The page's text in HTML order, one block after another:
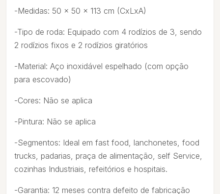
-Medidas: 50 x 50 x 113 cm (CxLxA)
-Tipo de roda: Equipado com 4 rodízios de 3, sendo
2 rodízios fixos e 2 rodízios giratórios
-Material: Aço inoxidável espelhado (com opção
para escovado)
-Cores: Não se aplica
-Pintura: Não se aplica
-Segmentos: Ideal em fast food, lanchonetes, food
trucks, padarias, praça de alimentação, self Service,
cozinhas Industriais, refeitórios e hospitais.
-Garantia: 12 meses contra defeito de fabricação